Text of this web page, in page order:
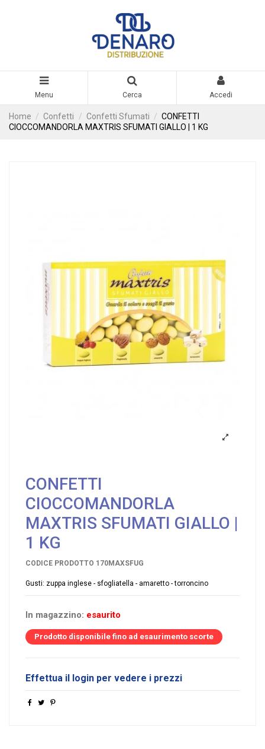
Menu Cerca Accedi
Home Confetti Confetti Sfumati
CONFETTI
CIOCCOMANDORLA MAXTRIS SFUMATI GIALLO | 1 KG
CONFETTI
CIOCCOMANDORLA
MAXTRIS SFUMATI GIALLO |
1 KG
CODICE PRODOTTO 170MAXSFUG
Gusti: zuppa inglese - sfogliatella - amaretto - torroncino
In magazzino: esaurito
Prodotto disponibile fino ad esaurimento scorte
Effettua il login per vedere i prezzi